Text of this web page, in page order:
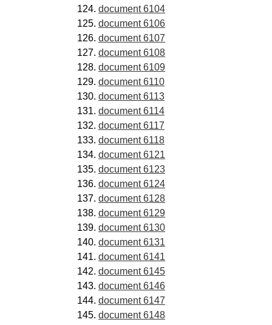
document 6104
document 6106
document 6107
document 6108
document 6109
document 6110
document 6113
document 6114
document 6117
document 6118
document 6121
document 6123
document 6124
document 6128
document 6129
document 6130
document 6131
document 6141
document 6145
document 6146
document 6147
document 6148